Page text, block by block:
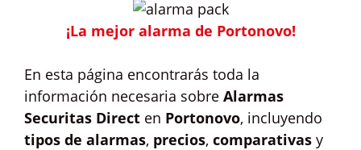
¡La mejor alarma de Portonovo!
En esta página encontrarás toda la
información necesaria sobre Alarmas
Securitas Direct en Portonovo, incluyendo
tipos de alarmas, precios, comparativas y